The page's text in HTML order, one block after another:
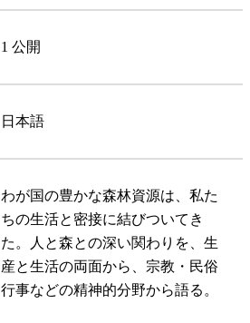
1 公開
日本語
わが国の豊かな森林資源は、私た
ちの生活と密接に結びついてき
た。人と森との深い関わりを、生
産と生活の両面から、宗教・民俗
行事などの精神的分野から語る。